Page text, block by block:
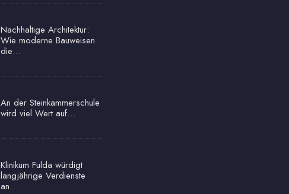
Nachhaltige Architektur:
Wie moderne Bauweisen
die…
An der Steinkammerschule
wird viel Wert auf…
Klinikum Fulda würdigt
langjährige Verdienste
an…